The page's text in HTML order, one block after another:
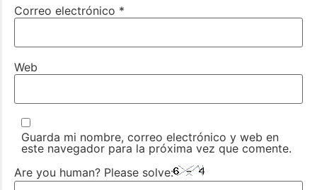
Correo electrónico *
Web
Guarda mi nombre, correo electrónico y web en
este navegador para la próxima vez que comente.
Are you human? Please solve: